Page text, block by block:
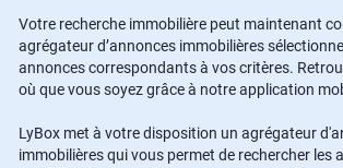
Votre recherche immobilière peut maintenant
agrégateur d’annonces immobilières
annonces correspondants à vos critères.
où que vous soyez grâce à notre application
LyBox met à votre disposition un agrégateur
immobilières qui vous permet de rechercher les